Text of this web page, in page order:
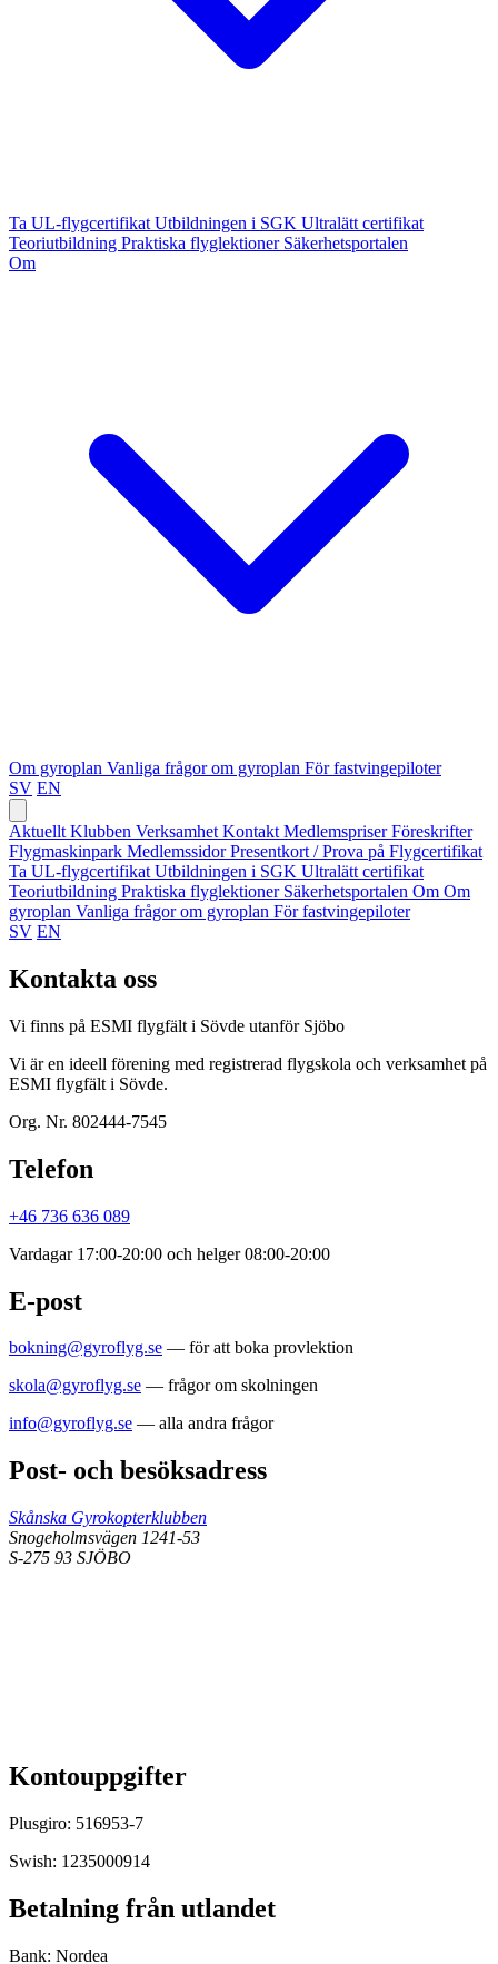
Ta UL-flygcertifikat Utbildningen i SGK Ultralätt certifikat
Teoriutbildning Praktiska flyglektioner Säkerhetsportalen
Om
Om gyroplan Vanliga frågor om gyroplan För fastvingepiloter
SV EN
Aktuellt Klubben Verksamhet Kontakt MedlemspriserFöreskrifter
Flygmaskinpark MedlemssidorPresentkort / Prova på Flygcertifikat
Ta UL-flygcertifikat Utbildningen i SGK Ultralätt certifikat
Teoriutbildning Praktiska flyglektioner Säkerhetsportalen Om Om
gyroplan Vanliga frågor om gyroplan För fastvingepiloter
SV EN
Kontakta oss
Vi finns på ESMI flygfält i Sövde utanför Sjöbo
Vi är en ideell förening med registrerad flygskola och verksamhet på
ESMI flygfält i Sövde.
Org. Nr. 802444-7545
Telefon
+46 736 636 089
Vardagar 17:00-20:00 och helger 08:00-20:00
E-post
bokning@gyroflyg.se — för att boka provlektion
skola@gyroflyg.se — frågor om skolningen
info@gyroflyg.se — alla andra frågor
Post- och besöksadress
Skånska Gyrokopterklubben
Snogeholmsvägen 1241-53
S-275 93 SJÖBO
Kontouppgifter
Plusgiro: 516953-7
Swish: 1235000914
Betalning från utlandet
Bank: Nordea